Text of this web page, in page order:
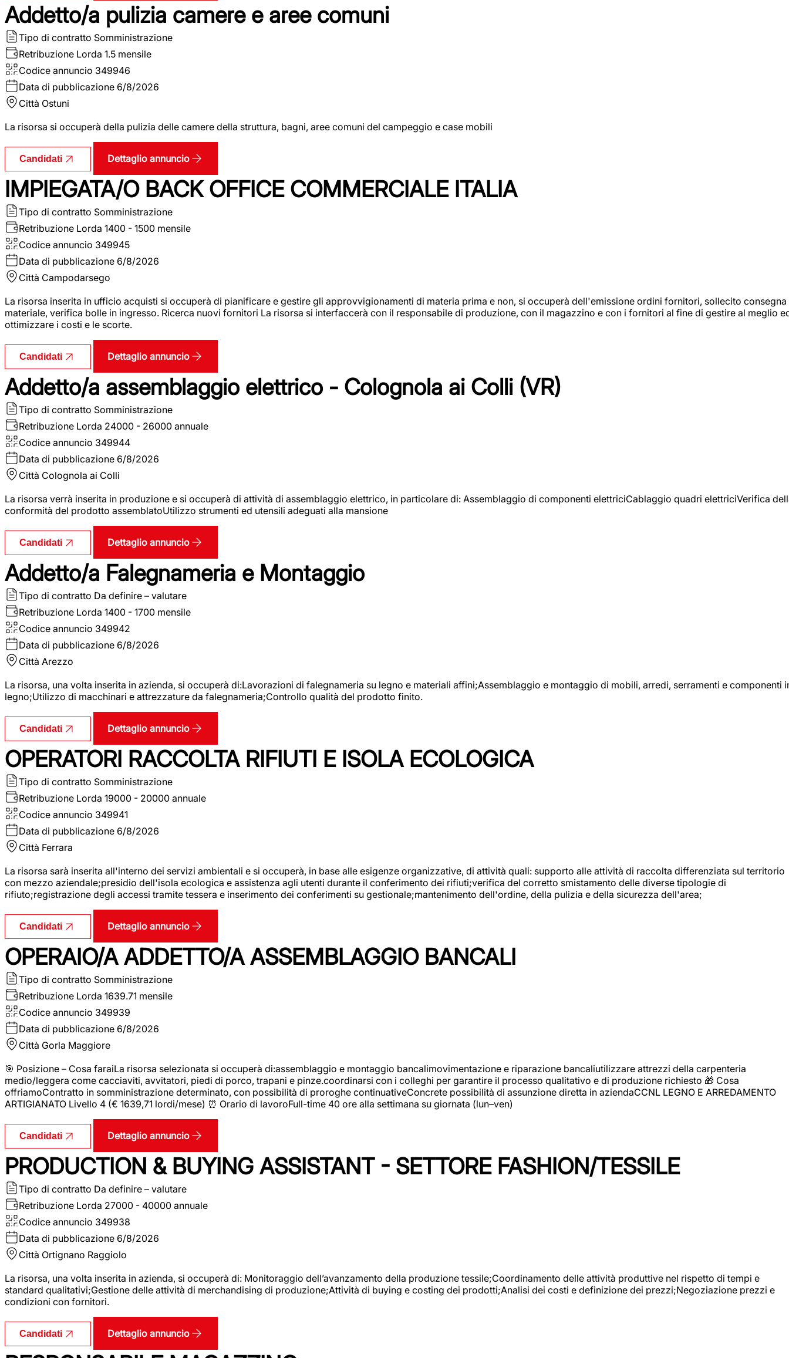
Addetto/a pulizia camere e aree comuni
Tipo di contratto Somministrazione
Retribuzione Lorda 1.5 mensile
Codice annuncio 349946
Data di pubblicazione 6/8/2026
Città Ostuni
La risorsa si occuperà della pulizia delle camere della struttura, bagni, aree comuni del campeggio e case mobili
Candidati Dettaglio annuncio
IMPIEGATA/O BACK OFFICE COMMERCIALE ITALIA
Tipo di contratto Somministrazione
Retribuzione Lorda 1400 - 1500 mensile
Codice annuncio 349945
Data di pubblicazione 6/8/2026
Città Campodarsego
La risorsa inserita in ufficio acquisti si occuperà di pianificare e gestire gli approvvigionamenti di materia prima e non, si occuperà dell'emissione ordini fornitori, sollecito consegna
materiale, verifica bolle in ingresso. Ricerca nuovi fornitori La risorsa si interfaccerà con il responsabile di produzione, con il magazzino e con i fornitori al fine di gestire al meglio
ottimizzare i costi e le scorte.
Candidati Dettaglio annuncio
Addetto/a assemblaggio elettrico - Colognola ai Colli (VR)
Tipo di contratto Somministrazione
Retribuzione Lorda 24000 - 26000 annuale
Codice annuncio 349944
Data di pubblicazione 6/8/2026
Città Colognola ai Colli
La risorsa verrà inserita in produzione e si occuperà di attività di assemblaggio elettrico, in particolare di: Assemblaggio di componenti elettriciCablaggio quadri elettriciVerifica
conformità del prodotto assemblatoUtilizzo strumenti ed utensili adeguati alla mansione
Candidati Dettaglio annuncio
Addetto/a Falegnameria e Montaggio
Tipo di contratto Da definire – valutare
Retribuzione Lorda 1400 - 1700 mensile
Codice annuncio 349942
Data di pubblicazione 6/8/2026
Città Arezzo
La risorsa, una volta inserita in azienda, si occuperà di:Lavorazioni di falegnameria su legno e materiali affini;Assemblaggio e montaggio di mobili, arredi, serramenti e componenti
legno;Utilizzo di macchinari e attrezzature da falegnameria;Controllo qualità del prodotto finito.
Candidati Dettaglio annuncio
OPERATORI RACCOLTA RIFIUTI E ISOLA ECOLOGICA
Tipo di contratto Somministrazione
Retribuzione Lorda 19000 - 20000 annuale
Codice annuncio 349941
Data di pubblicazione 6/8/2026
Città Ferrara
La risorsa sarà inserita all'interno dei servizi ambientali e si occuperà, in base alle esigenze organizzative, di attività quali: supporto alle attività di raccolta differenziata sul territorio
con mezzo aziendale;presidio dell'isola ecologica e assistenza agli utenti durante il conferimento dei rifiuti;verifica del corretto smistamento delle diverse tipologie di
rifiuto;registrazione degli accessi tramite tessera e inserimento dei conferimenti su gestionale;mantenimento dell'ordine, della pulizia e della sicurezza dell'area;
Candidati Dettaglio annuncio
OPERAIO/A ADDETTO/A ASSEMBLAGGIO BANCALI
Tipo di contratto Somministrazione
Retribuzione Lorda 1639.71 mensile
Codice annuncio 349939
Data di pubblicazione 6/8/2026
Città Gorla Maggiore
🎯 Posizione – Cosa faraiLa risorsa selezionata si occuperà di:assemblaggio e montaggio bancalimovimentazione e riparazione bancaliutilizzare attrezzi della carpenteria
medio/leggera come cacciaviti, avvitatori, piedi di porco, trapani e pinze.coordinarsi con i colleghi per garantire il processo qualitativo e di produzione richiesto 🎁 Cosa
offriamoContratto in somministrazione determinato, con possibilità di proroghe continuativeConcrete possibilità di assunzione diretta in aziendaCCNL LEGNO E ARREDAMENTO
ARTIGIANATO Livello 4 (€ 1639,71 lordi/mese) ⏰ Orario di lavoroFull-time 40 ore alla settimana su giornata (lun–ven)
Candidati Dettaglio annuncio
PRODUCTION & BUYING ASSISTANT - SETTORE FASHION/TESSILE
Tipo di contratto Da definire – valutare
Retribuzione Lorda 27000 - 40000 annuale
Codice annuncio 349938
Data di pubblicazione 6/8/2026
Città Ortignano Raggiolo
La risorsa, una volta inserita in azienda, si occuperà di: Monitoraggio dell’avanzamento della produzione tessile;Coordinamento delle attività produttive nel rispetto di tempi e
standard qualitativi;Gestione delle attività di merchandising di produzione;Attività di buying e costing dei prodotti;Analisi dei costi e definizione dei prezzi;Negoziazione prezzi e
condizioni con fornitori.
Candidati Dettaglio annuncio